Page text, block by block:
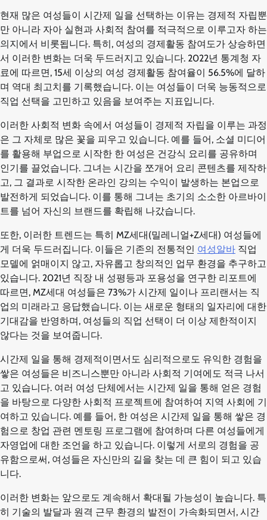
현재 많은 여성들이 시간제 일을 선택하는 이유는 경제적 자립뿐
만 아니라 자아 실현과 사회적 참여를 적극적으로 이루고자 하는
의지에서 비롯됩니다. 특히, 여성의 경제활동 참여도가 상승하면
서 이러한 변화는 더욱 두드러지고 있습니다. 2022년 통계청 자
료에 따르면, 15세 이상의 여성 경제활동 참여율이 56.5%에 달하
며 역대 최고치를 기록했습니다. 이는 여성들이 더욱 능동적으로
직업 선택을 고민하고 있음을 보여주는 지표입니다.
이러한 사회적 변화 속에서 여성들이 경제적 자립을 이루는 과정
은 그 자체로 많은 꽃을 피우고 있습니다. 예를 들어, 소셜 미디어
를 활용해 부업으로 시작한 한 여성은 건강식 요리를 공유하며
인기를 끌었습니다. 그녀는 시간을 쪼개어 요리 콘텐츠를 제작하
고, 그 결과로 시작한 온라인 강의는 수익이 발생하는 본업으로
발전하게 되었습니다. 이를 통해 그녀는 초기의 소소한 아르바이
트를 넘어 자신의 브랜드를 확립해 나갔습니다.
또한, 이러한 트렌드는 특히 MZ세대(밀레니얼+Z세대) 여성들에
게 더욱 두드러집니다. 이들은 기존의 전통적인 여성알바 직업
모델에 얽매이지 않고, 자유롭고 창의적인 업무 환경을 추구하고
있습니다. 2021년 직장 내 성평등과 포용성을 연구한 리포트에
따르면, MZ세대 여성들은 73%가 시간제 일이나 프리랜서는 직
업의 미래라고 응답했습니다. 이는 새로운 형태의 일자리에 대한
기대감을 반영하며, 여성들의 직업 선택이 더 이상 제한적이지
않다는 것을 보여줍니다.
시간제 일을 통해 경제적이면서도 심리적으로도 유익한 경험을
쌓은 여성들은 비즈니스뿐만 아니라 사회적 기여에도 적극 나서
고 있습니다. 여러 여성 단체에서는 시간제 일을 통해 얻은 경험
을 바탕으로 다양한 사회적 프로젝트에 참여하여 지역 사회에 기
여하고 있습니다. 예를 들어, 한 여성은 시간제 일을 통해 쌓은 경
험으로 창업 관련 멘토링 프로그램에 참여하며 다른 여성들에게
자영업에 대한 조언을 하고 있습니다. 이렇게 서로의 경험을 공
유함으로써, 여성들은 자신만의 길을 찾는 데 큰 힘이 되고 있습
니다.
이러한 변화는 앞으로도 계속해서 확대될 가능성이 높습니다. 특
히 기술의 발달과 원격 근무 환경의 발전이 가속화되면서, 시간